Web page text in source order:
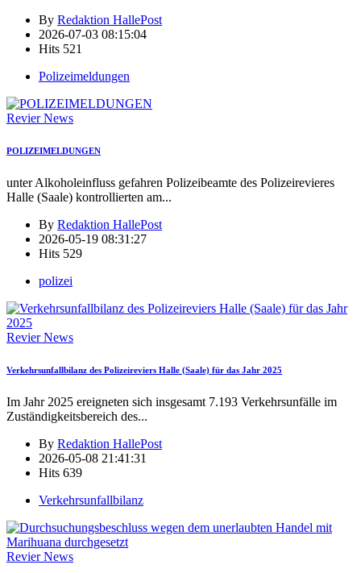
By Redaktion HallePost
2026-07-03 08:15:04
Hits 521
Polizeimeldungen
Revier News
POLIZEIMELDUNGEN
unter Alkoholeinfluss gefahren Polizeibeamte des Polizeirevieres
Halle (Saale) kontrollierten am...
By Redaktion HallePost
2026-05-19 08:31:27
Hits 529
polizei
Revier News
Verkehrsunfallbilanz des Polizeireviers Halle (Saale) für das Jahr 2025
Im Jahr 2025 ereigneten sich insgesamt 7.193 Verkehrsunfälle im
Zuständigkeitsbereich des...
By Redaktion HallePost
2026-05-08 21:41:31
Hits 639
Verkehrsunfallbilanz
Revier News